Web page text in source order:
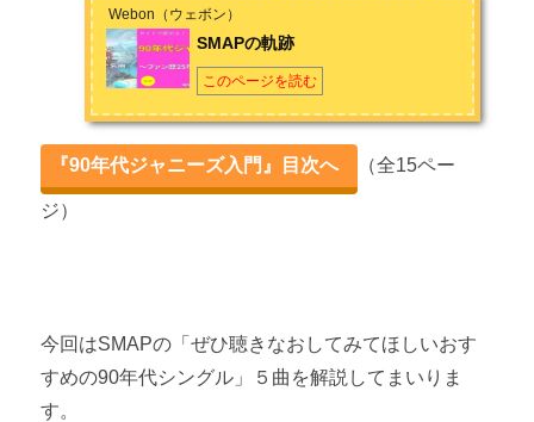
SMAPの90年代のおすすめの名曲５選
TOKIOの軌跡
TOKIOの90年代のおすすめの名曲７選
V6の軌跡
V6の90年代のおすすめの名曲10選
Webon（ウェボン）
SMAPの軌跡
このページを読む
『90年代ジャニーズ入門』目次へ （全15ペー
ジ）
今回はSMAPの「ぜひ聴きなおしてみてほしいおす
すめの90年代シングル」５曲を解説してまいりま
す。